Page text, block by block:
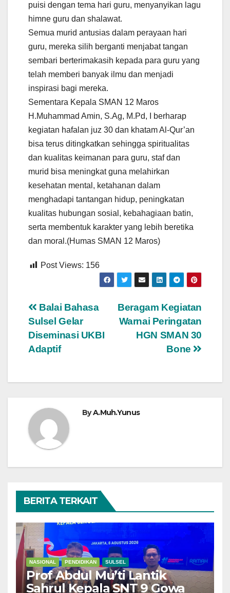
puisi dengan tema hari guru, menyanyikan lagu
himne guru dan shalawat.
Semua murid antusias dalam perayaan hari
guru, mereka silih berganti menjabat tangan
sembari berterimakasih kepada para guru yang
telah memberi banyak ilmu dan menjadi
inspirasi bagi mereka.
Sementara Kepala SMAN 12 Maros
H.Muhammad Amin, S.Ag, M.Pd, I berharap
kegiatan hafalan juz 30 dan khatam Al-Qur’an
bisa terus ditingkatkan sehingga spiritualitas
dan kualitas keimanan para guru, staf dan
murid bisa meningkat guna melahirkan
kesehatan mental, ketahanan dalam
menghadapi tantangan hidup, peningkatan
kualitas hubungan sosial, kebahagiaan batin,
serta membentuk karakter yang lebih beretika
dan moral.(Humas SMAN 12 Maros)
Post Views: 156
Navigasi
pos
Beragam Kegiatan
Warnai Peringatan
HGN SMAN 30
Bone
Balai Bahasa
Sulsel Gelar
Diseminasi UKBI
Adaptif
ByA.Muh.Yunus
BERITA TERKAIT
NASIONAL PENDIDIKAN SULSEL
Prof Abdul Mu’ti Lantik
Sahrul Kepala SNT 9 Gowa